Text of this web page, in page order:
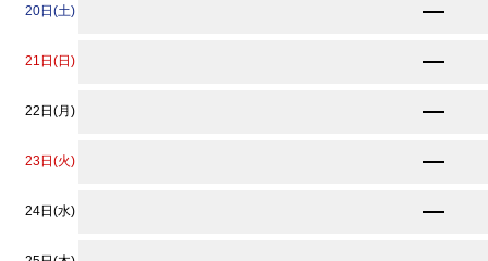
20日(土)
21日(日)
22日(月)
23日(火)
24日(水)